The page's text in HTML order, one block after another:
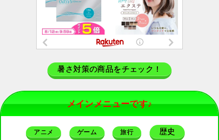
暑さ対策の商品をチェック！
メインメニューです♪
アニメ ゲーム 旅行 歴史